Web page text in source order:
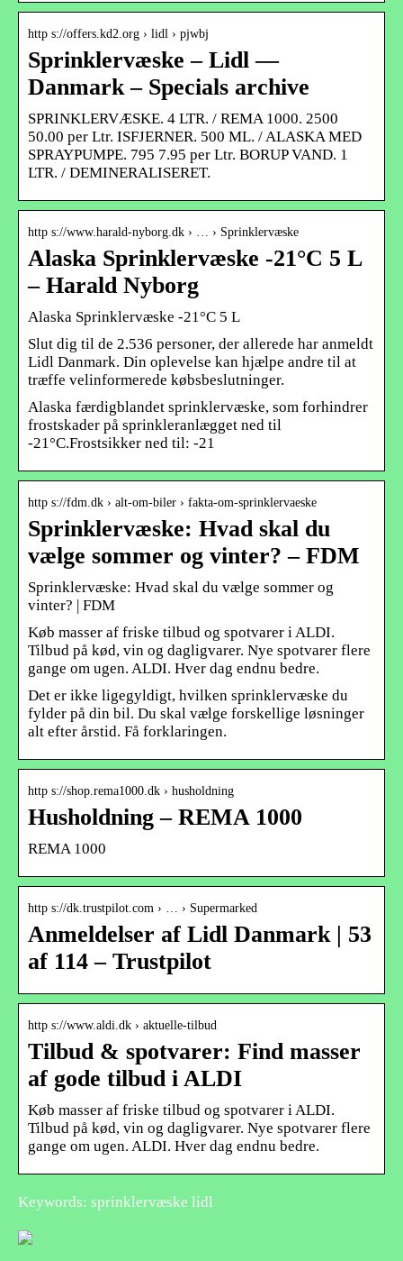
http s://offers.kd2.org › lidl › pjwbj
Sprinklervæske – Lidl —
Danmark – Specials archive
SPRINKLERVÆSKE. 4 LTR. / REMA 1000. 2500
50.00 per Ltr. ISFJERNER. 500 ML. / ALASKA MED
SPRAYPUMPE. 795 7.95 per Ltr. BORUP VAND. 1
LTR. / DEMINERALISERET.
http s://www.harald-nyborg.dk › … › Sprinklervæske
Alaska Sprinklervæske -21°C 5 L
– Harald Nyborg
Alaska Sprinklervæske -21°C 5 L
Slut dig til de 2.536 personer, der allerede har anmeldt
Lidl Danmark. Din oplevelse kan hjælpe andre til at
træffe velinformerede købsbeslutninger.
Alaska færdigblandet sprinklervæske, som forhindrer
frostskader på sprinkleranlægget ned til
-21°C.Frostsikker ned til: -21
http s://fdm.dk › alt-om-biler › fakta-om-sprinklervaeske
Sprinklervæske: Hvad skal du
vælge sommer og vinter? – FDM
Sprinklervæske: Hvad skal du vælge sommer og
vinter? | FDM
Køb masser af friske tilbud og spotvarer i ALDI.
Tilbud på kød, vin og dagligvarer. Nye spotvarer flere
gange om ugen. ALDI. Hver dag endnu bedre.
Det er ikke ligegyldigt, hvilken sprinklervæske du
fylder på din bil. Du skal vælge forskellige løsninger
alt efter årstid. Få forklaringen.
http s://shop.rema1000.dk › husholdning
Husholdning – REMA 1000
REMA 1000
http s://dk.trustpilot.com › … › Supermarked
Anmeldelser af Lidl Danmark | 53
af 114 – Trustpilot
http s://www.aldi.dk › aktuelle-tilbud
Tilbud & spotvarer: Find masser
af gode tilbud i ALDI
Køb masser af friske tilbud og spotvarer i ALDI.
Tilbud på kød, vin og dagligvarer. Nye spotvarer flere
gange om ugen. ALDI. Hver dag endnu bedre.
Keywords: sprinklervæske lidl